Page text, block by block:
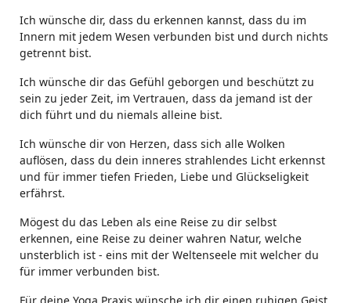
Ich wünsche dir, dass du erkennen kannst, dass du im
Innern mit jedem Wesen verbunden bist und durch nichts
getrennt bist.
Ich wünsche dir das Gefühl geborgen und beschützt zu
sein zu jeder Zeit, im Vertrauen, dass da jemand ist der
dich führt und du niemals alleine bist.
Ich wünsche dir von Herzen, dass sich alle Wolken
auflösen, dass du dein inneres strahlendes Licht erkennst
und für immer tiefen Frieden, Liebe und Glückseligkeit
erfährst.
Mögest du das Leben als eine Reise zu dir selbst
erkennen, eine Reise zu deiner wahren Natur, welche
unsterblich ist - eins mit der Weltenseele mit welcher du
für immer verbunden bist.